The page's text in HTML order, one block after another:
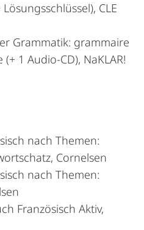
CLE
Grammatik: grammaire
1 Audio-CD), NaKLAR!
nach Themen:
Cornelsen
nach Themen:
Französisch Aktiv,